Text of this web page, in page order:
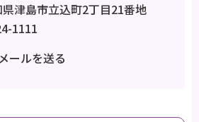
津島市立込町2丁目21番地
1111
ールを送る